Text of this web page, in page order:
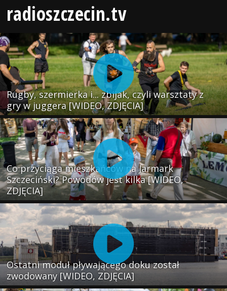
radioszczecin.tv
Rugby, szermierka i... zbijak, czyli warsztaty z
gry w juggera [WIDEO, ZDJĘCIA]
Co przyciąga mieszkańców na Jarmark
Szczeciński? Powodów jest kilka [WIDEO,
ZDJĘCIA]
Ostatni moduł pływającego doku został
zwodowany [WIDEO, ZDJĘCIA]